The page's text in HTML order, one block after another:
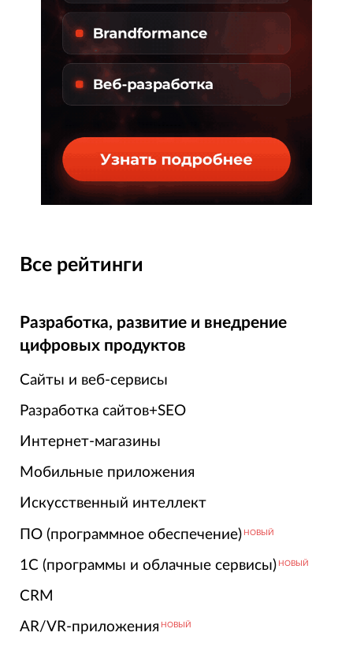
Все рейтинги
Разработка, развитие и внедрение
цифровых продуктов
Сайты и веб-сервисы
Разработка сайтов+SEO
Интернет-магазины
Мобильные приложения
Искусственный интеллект
ПО (программное обеспечение) НОВЫЙ
1С (программы и облачные сервисы) НОВЫЙ
CRM
AR/VR-приложения НОВЫЙ